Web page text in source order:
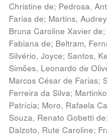
Christine de; Pedrosa,
Farias de; Martins,
Bruna Caroline Xavier de;
Fabiana de; Beltram,
Silvério, Joyce; Santos,
Simões, Leonardo de
Marcos César de Farias;
Ferreira da Silva;
Patrícia; Moro, Rafaela
Souza, Renato Gobetti de;
Dalzoto, Rute Caroline;